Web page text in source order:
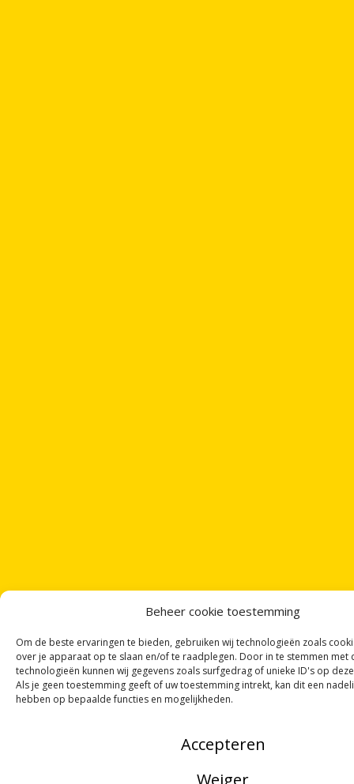
Beheer cookie toestemming
Om de beste ervaringen te bieden, gebruiken wij technologieën zoals
over je apparaat op te slaan en/of te raadplegen. Door in te stemmen met
technologieën kunnen wij gegevens zoals surfgedrag of unieke ID's op
Als je geen toestemming geeft of uw toestemming intrekt, kan dit een
hebben op bepaalde functies en mogelijkheden.
Accepteren
Weiger